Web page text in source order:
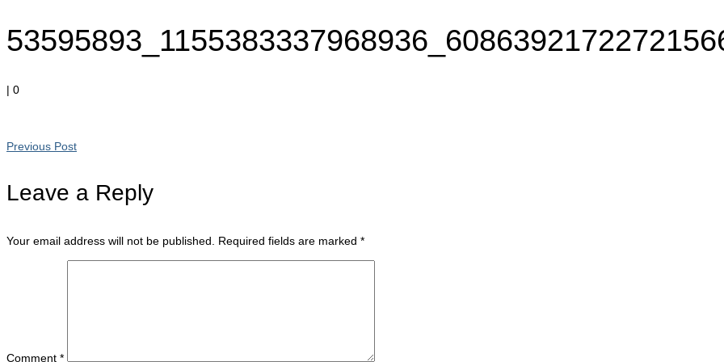
| 0
Previous Post
Leave a Reply
Your email address will not be published. Required fields are marked *
Comment *